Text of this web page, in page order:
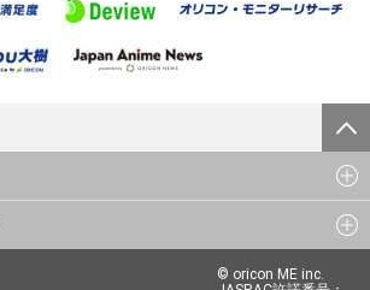
© oricon ME inc.